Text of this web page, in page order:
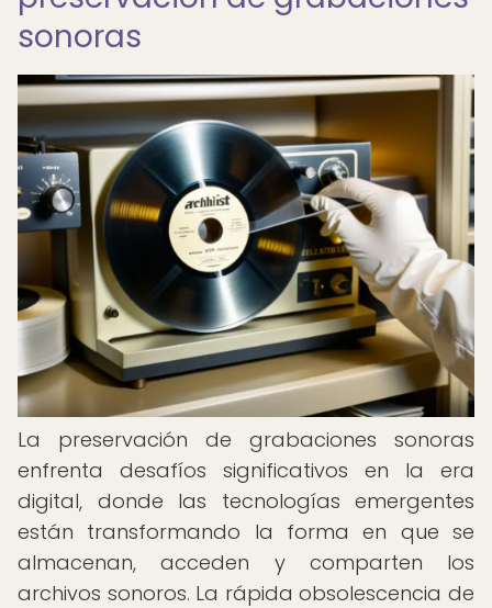
sonoras
La preservación de grabaciones sonoras
enfrenta desafíos significativos en la era
digital, donde las tecnologías emergentes
están transformando la forma en que se
almacenan, acceden y comparten los
archivos sonoros. La rápida obsolescencia de